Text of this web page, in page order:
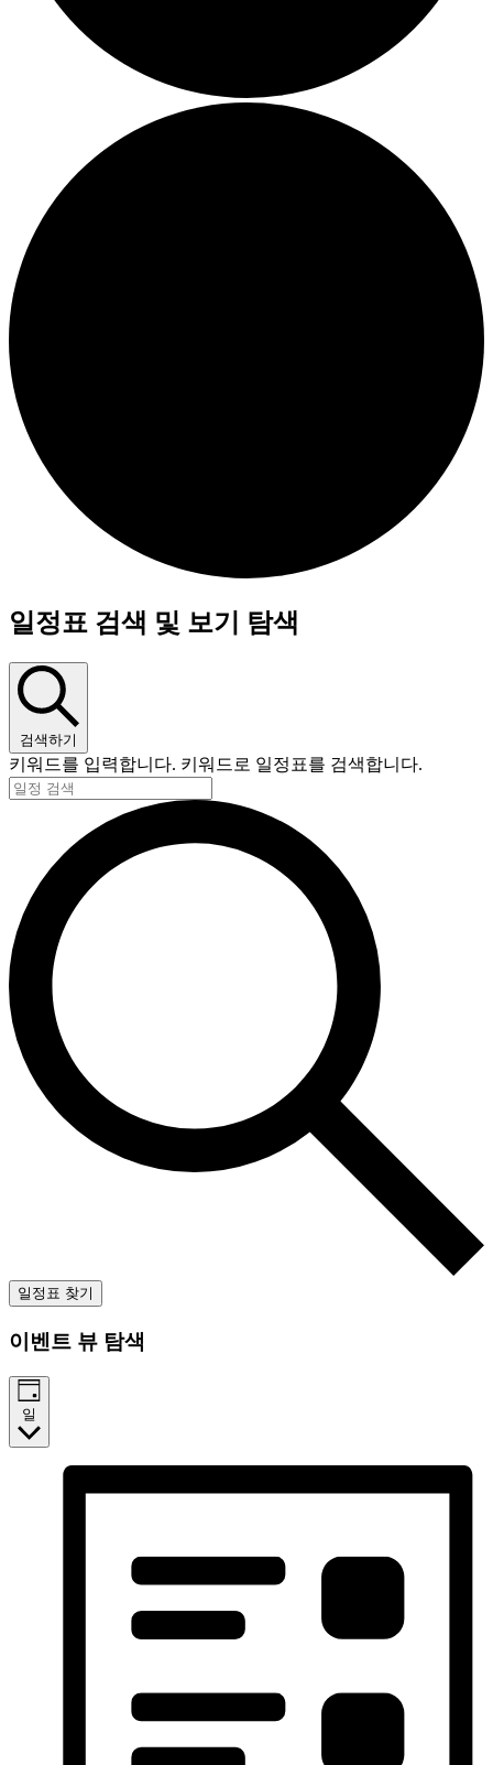
일정표 검색 및 보기 탐색
검색하기
키워드를 입력합니다. 키워드로 일정표를 검색합니다.
일정표 찾기
이벤트 뷰 탐색
일